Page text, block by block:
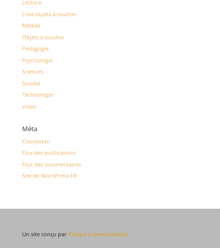
Lecture
Liste objets à toucher
Médias
Objets à toucher
Pédagogie
Psychologie
Sciences
Société
Technologie
video
Méta
Connexion
Flux des publications
Flux des commentaires
Site de WordPress-FR
Un site conçu par Poulpe Communication